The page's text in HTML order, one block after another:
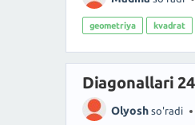
geometriya kvadrat
Diagonallari
Olyosh so'radi